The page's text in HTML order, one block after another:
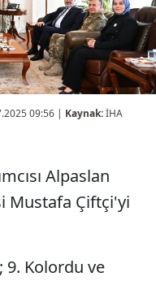
09:56 | Kaynak:İHA
Alpaslan
Mustafa Çiftçi'yi
9. Kolordu ve